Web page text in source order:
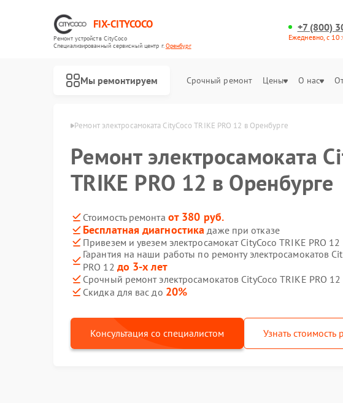
FIX-CITYCOCO
Ремонт устройств CityCoco
Специализированный cервисный центр г.Оренбург
+7 (800)
Ежедневно, с
Мы ремонтируем Срочный ремонт Цены О нас
в Оренбурге Ремонт электросамоката CityCoco TRIKE PRO 12 в Оренбурге
Ремонт электросамоката
TRIKE PRO 12 в Оренбурге
Стоимость ремонта от 380 руб.
Бесплатная диагностика даже при отказе
Привезем и увезем электросамокат CityCoco TRIKE PRO 12
Гарантия на наши работы по ремонту электросамокатов
PRO 12 до 3-х лет
Срочный ремонт электросамокатов CityCoco TRIKE PRO 12
Скидка для вас до 20%
Консультация со специалистом Узнать стоимость